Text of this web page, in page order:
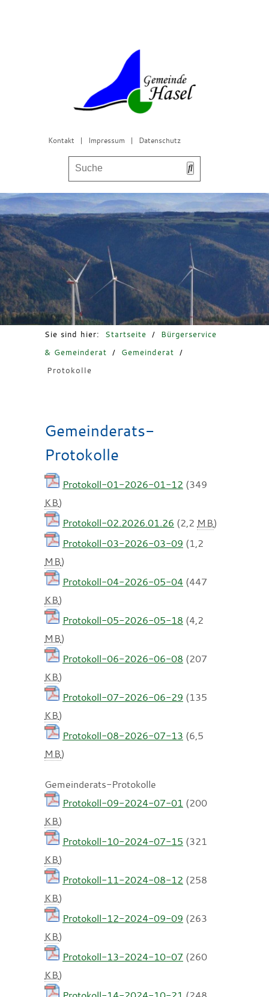
Kontakt | Impressum | Datenschutz
Bürgerservice & Gemeinderat
Leben in Hasel
Freizeit & Tourismus
Sie sind hier: Startseite /
Bürgerservice
& Gemeinderat
/ Gemeinderat
/
Protokolle
Gemeinderats-
Protokolle
Protokoll-01-2026-01-12 (349
KB)
Protokoll-02.2026.01.26 (2,2 MB)
Protokoll-03-2026-03-09 (1,2
MB)
Protokoll-04-2026-05-04 (447
KB)
Protokoll-05-2026-05-18 (4,2
MB)
Protokoll-06-2026-06-08 (207
KB)
Protokoll-07-2026-06-29 (135
KB)
Protokoll-08-2026-07-13 (6,5
MB)
Gemeinderats-Protokolle
Protokoll-09-2024-07-01 (200
KB)
Protokoll-10-2024-07-15 (321
KB)
Protokoll-11-2024-08-12 (258
KB)
Protokoll-12-2024-09-09 (263
KB)
Protokoll-13-2024-10-07 (260
KB)